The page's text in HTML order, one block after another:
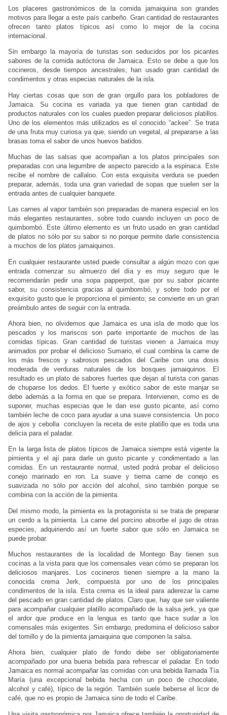
Los placeres gastronómicos de la comida jamaiquina son grandes
motivos para llegar a este país caribeño. Gran cantidad de restaurantes
ofrecen tanto platos típicos así como lo mejor de la cocina
internacional.
Sin embargo la mayoría de turistas son seducidos por los picantes
sabores de la comida autóctona de Jamaica. Esto se debe a que los
cocineros, desde tiempos ancestrales, han usado gran cantidad de
condimentos y otras especias naturales de la isla.
Hay ciertas cosas que son de gran orgullo para los pobladores de
Jamaica. Su cocina es variada ya que tienen gran cantidad de
productos naturales con los cuales pueden preparar deliciosos platillos.
Uno de los elementos más utilizados es el conocido “ackee”. Se trata
de una fruta muy curiosa ya que, siendo un vegetal, al prepararse a las
brasas toma el sabor de unos huevos batidos.
Muchas de las salsas que acompañan a los platos principales son
preparadas con una legumbre de aspecto parecido a la espinaca. Este
recibe el nombre de callaloo. Con esta exquisita verdura se pueden
preparar, además, toda una gran variedad de sopas que suelen ser la
entrada antes de cualquier banquete.
Las carnes al vapor también son preparadas de manera especial en los
más elegantes restaurantes, sobre todo cuando incluyen un poco de
quimbombó. Este último elemento es un fruto usado en gran cantidad
de platos no sólo por su sabor si no porque permite darle consistencia
a muchos de los platos jamaiquinos.
En cualquier restaurante usted puede consultar a algún mozo con que
entrada comenzar su almuerzo del día y es muy seguro que le
recomendarán pedir una sopa papperpot, que por su sabor picante
sabor, su consistencia gracias al quimbombó, y sobre todo por el
exquisito gusto que le proporciona el pimiento; se convierte en un gran
preámbulo antes de seguir con la entrada.
Ahora bien, no olvidemos que Jamaica es una isla de modo que los
pescados y los mariscos son parte importante de muchos de las
comidas típicas. Gran cantidad de turistas vienen a Jamaica muy
animados por probar el delicioso Sumario, el cual combina la carne de
los más frescos y sabrosos pescados del Caribe con una dosis
moderada de verduras naturales de los bosques jamaiquinos. El
resultado es un plato de sabores fuertes que dejan al turista con ganas
de chuparse los dedos. El fuerte y exótico sabor de este manjar se
debe además a la forma en que se prepara. Intervienen, como es de
suponer, muchas especias que le dan ese gusto picante, así como
también leche de coco para ayudar a una suave consistencia. Un poco
de ajos y cebolla
concluyen la receta de este platillo que es toda una
delicia para el paladar.
En la larga lista de platos típicos de Jamaica siempre está vigente la
pimienta y el ají para darle un gusto picante y condimentado a las
comidas. En un restaurante normal, usted podrá probar el delicioso
conejo marinado en ron. La suave y tierna carne de conejo es
suavizada no sólo por acción del alcohol, sino también porque se
combina con la acción de la pimienta.
Del mismo modo, la pimienta es la protagonista si se trata de preparar
un cerdo a la pimienta. La carne del porcino absorbe el jugo de otras
especies, adquiriendo así un fuerte sabor que sólo en Jamaica se
puede probar.
Muchos restaurantes de la localidad de Montego Bay tienen sus
cocinas a la vista para que los comensales vean cómo se preparan los
deliciosos manjares. Los cocineros tienen siempre a la mano la
conocida crema Jerk, compuesta por uno de los principales
condimentos de la isla. Esta crema es la ideal para aderezar la carne
del pescado en gran cantidad de platos. Claro que, hay que ser valiente
para acompañar cualquier platillo acompañado de la salsa jerk, ya que
el ardor que produce en la lengua es tanto que hace sudar a los
comensales más exigentes. Sin embargo, predomina el delicioso sabor
del tomillo y de la pimienta jamaiquina que componen la salsa.
Ahora bien, cualquier plato de fondo debe ser obligatoriamente
acompañado por una buena bebida para refrescar el paladar. En todo
Jamaica es normal acompañar las comidas con una bebida llamada Tía
María (una excepcional bebida hecha con un poco de chocolate,
alcohol y café), típico de la región. También suele beberse el licor de
café, que no es propio de Jamaica sino de todo el Caribe.